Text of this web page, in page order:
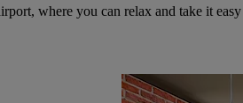
where you can relax and take it